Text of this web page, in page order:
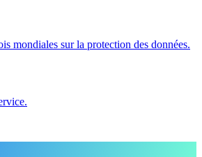
mondiales sur la protection des données.